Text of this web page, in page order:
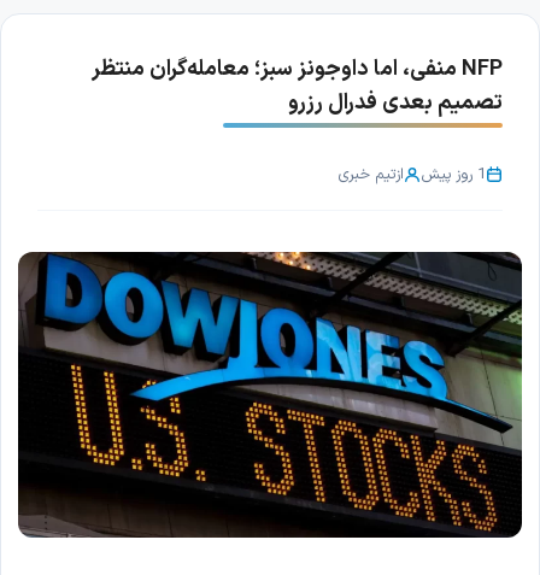
NFP منفی، اما داوجونز سبز؛ معامله‌گران منتظر
تصمیم بعدی فدرال رزرو
1 روز پیش ازتیم خبری